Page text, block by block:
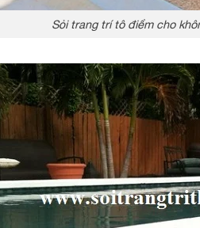
Sỏi trang trí tô điểm cho